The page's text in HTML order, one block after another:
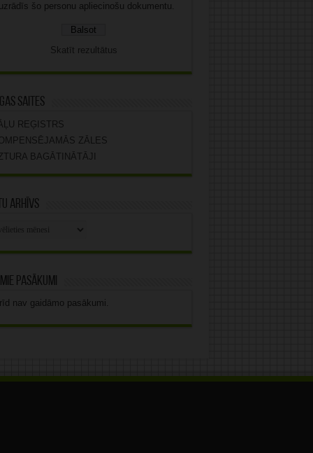
šo personu apliecinošu dokumentu.
Skatīt rezultātus
saites
REĢISTRS
ZĀLES
BAGĀTINĀTĀJI
arhīvs
pasākumi
nav gaidāmo pasākumi.